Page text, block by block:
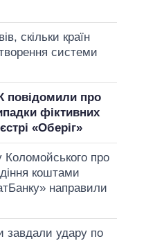
скільки країн
системи
повідомили про
фіктивних
«Оберіг»
Коломойського про
коштами
направили
завдали удару по